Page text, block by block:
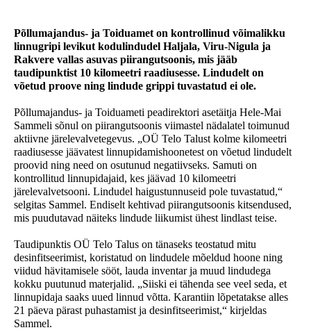
Põllumajandus- ja Toiduamet on kontrollinud võimalikku
linnugripi levikut kodulindudel Haljala, Viru-Nigula ja
Rakvere vallas asuvas piirangutsoonis, mis jääb
taudipunktist 10 kilomeetri raadiusesse. Lindudelt on
võetud proove ning lindude grippi tuvastatud ei ole.
Põllumajandus- ja Toiduameti peadirektori asetäitja Hele-Mai
Sammeli sõnul on piirangutsoonis viimastel nädalatel toimunud
aktiivne järelevalvetegevus. „OÜ Telo Talust kolme kilomeetri
raadiusesse jäävatest linnupidamishoonetest on võetud lindudelt
proovid ning need on osutunud negatiivseks. Samuti on
kontrollitud linnupidajaid, kes jäävad 10 kilomeetri
järelevalvetsooni. Lindudel haigustunnuseid pole tuvastatud,“
selgitas Sammel. Endiselt kehtivad piirangutsoonis kitsendused,
mis puudutavad näiteks lindude liikumist ühest lindlast teise.
Taudipunktis OÜ Telo Talus on tänaseks teostatud mitu
desinfitseerimist, koristatud on lindudele mõeldud hoone ning
viidud hävitamisele sööt, lauda inventar ja muud lindudega
kokku puutunud materjalid. „Siiski ei tähenda see veel seda, et
linnupidaja saaks uued linnud võtta. Karantiin lõpetatakse alles
21 päeva pärast puhastamist ja desinfitseerimist,“ kirjeldas
Sammel.